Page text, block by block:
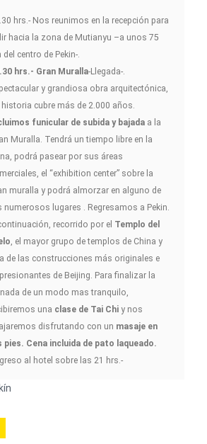
hrs.- Nos reunimos en la recepción para
hacia la zona de Mutianyu –a unos 75
del centro de Pekin-.
hrs.- Gran Muralla-Llegada-.
y grandiosa obra arquitectónica,
historia cubre más de 2.000 años.
funicular de subida y bajada a la
Muralla. Tendrá un tiempo libre en la
podrá pasear por sus áreas
el “exhibition center” sobre la
muralla y podrá almorzar en alguno de
numerosos lugares . Regresamos a Pekin.
recorrido por el Templo del
, el mayor grupo de templos de China y
de las construcciones más originales e
de Beijing. Para finalizar la
de un modo mas tranquilo,
una clase de Tai Chi y nos
disfrutando con un masaje en
pies. Cena incluida de pato laqueado.
al hotel sobre las 21 hrs.-